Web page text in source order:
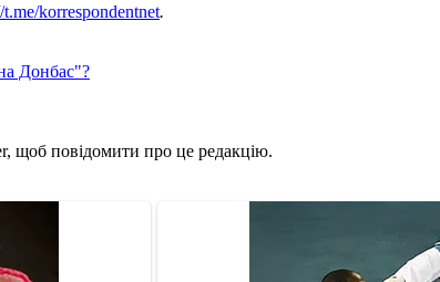
t.me/korrespondentnet.
Донбас"?
щоб повідомити про це редакцію.